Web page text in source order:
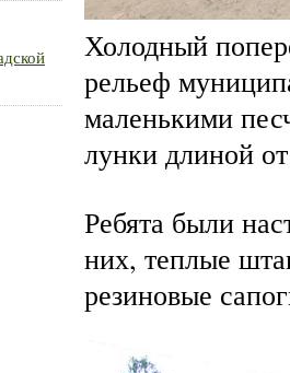
Холодный
рельеф
маленькими
лунки длиной
Ребята были
них, теплые
резиновые